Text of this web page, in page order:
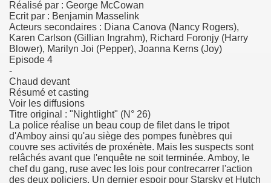
Réalisé par : George McCowan
Ecrit par : Benjamin Masselink
Acteurs secondaires : Diana Canova (Nancy Rogers),
Karen Carlson (Gillian Ingrahm), Richard Foronjy (Harry
Blower), Marilyn Joi (Pepper), Joanna Kerns (Joy)
Episode 4
-
Chaud devant
Résumé et casting
Voir les diffusions
Titre original : "Nightlight" (N° 26)
La police réalise un beau coup de filet dans le tripot
d'Amboy ainsi qu'au siège des pompes funèbres qui
couvre ses activités de proxénète. Mais les suspects sont
relâchés avant que l'enquête ne soit terminée. Amboy, le
chef du gang, ruse avec les lois pour contrecarrer l'action
des deux policiers. Un dernier espoir pour Starsky et Hutch